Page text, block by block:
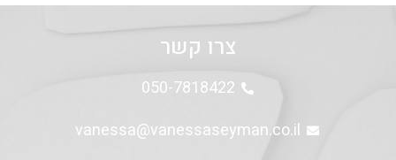
צרו קשר
050-7818422
vanessa@vanessaseyman.co.il